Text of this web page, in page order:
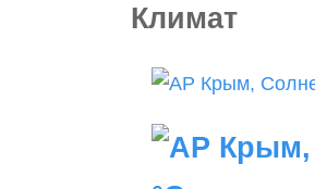
Климат